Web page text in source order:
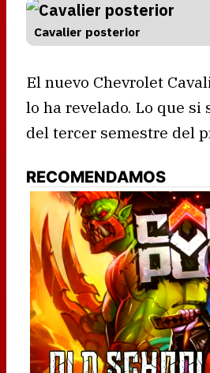
Cavalier posterior
El nuevo Chevrolet
lo ha revelado. Lo que
del tercer semestre del
RECOMENDAMOS